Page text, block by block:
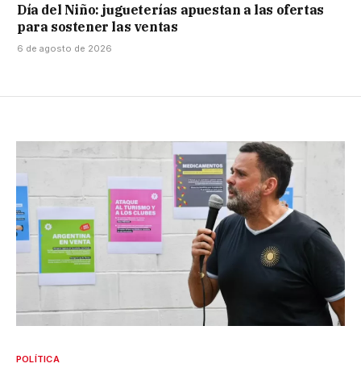
Día del Niño: jugueterías apuestan a las ofertas
para sostener las ventas
6 de agosto de 2026
POLÍTICA